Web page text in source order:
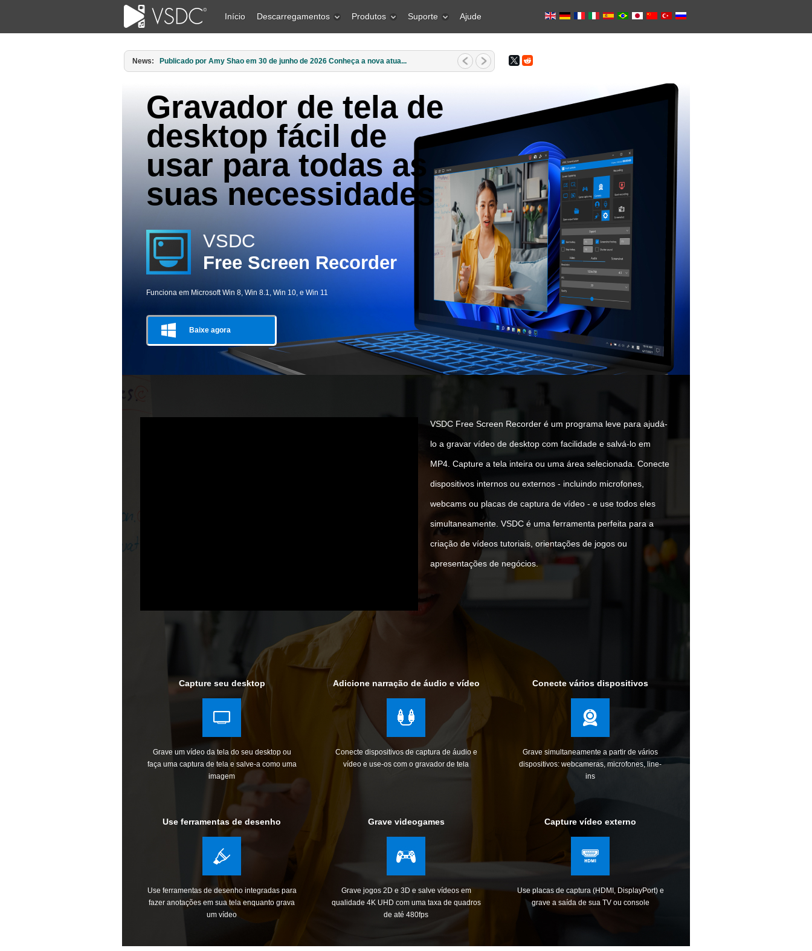
Início Descarregamentos Produtos Suporte Ajude
News: Publicado por Amy Shao em 11 de março de 2026 Qual é o melhor pre...
Gravador de tela de
desktop fácil de
usar para todas as
suas necessidades
VSDC
Free Screen Recorder
Funciona em Microsoft Win 8, Win 8.1, Win 10, e Win 11
Baixe agora
VSDC Free Screen Recorder é um programa leve para ajudá-
lo a gravar vídeo de desktop com facilidade e salvá-lo em
MP4. Capture a tela inteira ou uma área selecionada. Conecte
dispositivos internos ou externos - incluindo microfones,
webcams ou placas de captura de vídeo - e use todos eles
simultaneamente. VSDC é uma ferramenta perfeita para a
criação de vídeos tutoriais, orientações de jogos ou
apresentações de negócios.
Capture seu desktop
Grave um vídeo da tela do seu desktop ou
faça uma captura de tela e salve-a como uma
imagem
Adicione narração de áudio e vídeo
Conecte dispositivos de captura de áudio e
vídeo e use-os com o gravador de tela
Conecte vários dispositivos
Grave simultaneamente a partir de vários
dispositivos: webcameras, microfones, line-
ins
Use ferramentas de desenho
Use ferramentas de desenho integradas para
fazer anotações em sua tela enquanto grava
um vídeo
Grave videogames
Grave jogos 2D e 3D e salve vídeos em
qualidade 4K UHD com uma taxa de quadros
de até 480fps
Capture vídeo externo
Use placas de captura (HDMI, DisplayPort) e
grave a saída de sua TV ou console